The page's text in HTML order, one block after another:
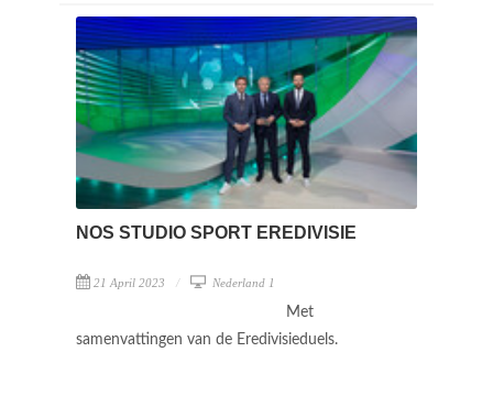
NOS STUDIO SPORT EREDIVISIE
21 April 2023 Nederland 1
Met
samenvattingen van de Eredivisieduels.